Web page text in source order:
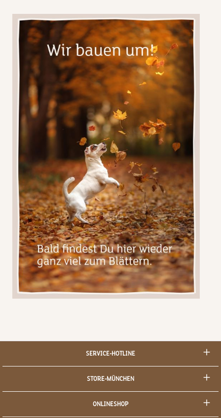
SERVICE-HOTLINE
STORE-MÜNCHEN
ONLINESHOP